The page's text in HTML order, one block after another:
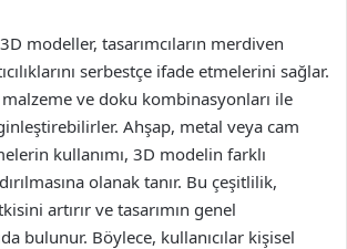
modeller, tasarımcıların merdiven
serbestçe ifade etmelerini sağlar.
malzeme ve doku kombinasyonları ile
Ahşap, metal veya cam
kullanımı, 3D modelin farklı
olanak tanır. Bu çeşitlilik,
artırır ve tasarımın genel
bulunur. Böylece, kullanıcılar kişisel